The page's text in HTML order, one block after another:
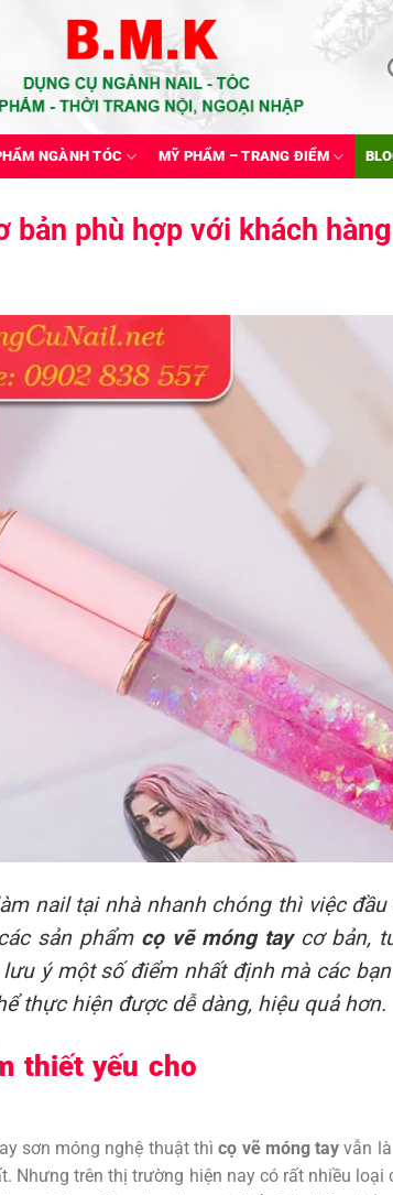
NGÀNH TÓC MỸ PHẨM – TRANG ĐIỂM
bản phù hợp với khách hàng
nail tại nhà nhanh chóng thì việc đầu
sản phẩm cọ vẽ móng taycơ bản,
ý một số điểm nhất định mà các
thực hiện được dễ dàng, hiệu quả hơn.
thiết yếu cho
sơn móng nghệ thuật thìcọ vẽ móng tayvẫn
Nhưng trên thị trường hiện nay có rất nhiều loại